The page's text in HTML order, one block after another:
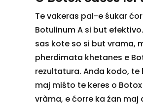
Te vakeras pal-e śukar
Botulinum A si but
sas kote so si but vrama,
pherdimata khetanes e
rezultatura. Anda kodo,
maj miśto te keres o
vràma, e ćorre ka źan maj